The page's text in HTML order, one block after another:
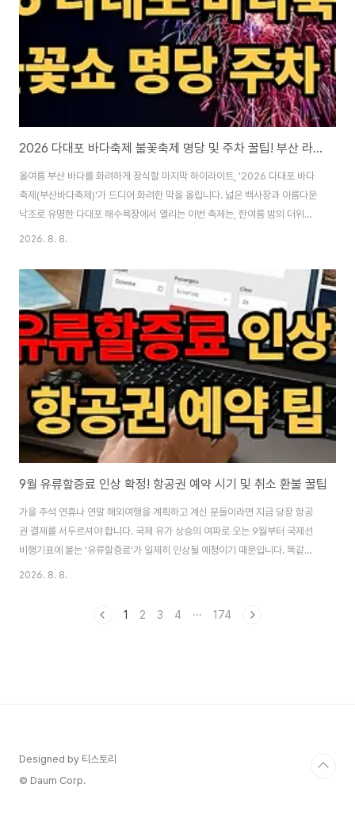
대 금지! '게스트(본..
2026 다대포 바다축제 불꽃축제 명당 및 주차 꿀팁! 부산 라인업 총정리
올여름 부산 바다를 화려하게 장식할 마지막 하이라이트, '2026 다대포 바다
축제(부산바다축제)'가 드디어 화려한 막을 올립니다. 넓은 백사장과 아름다운
낙조로 유명한 다대포 해수욕장에서 열리는 이번 축제는, 한여름 밤의 더위를
식혀줄 물총 싸움부터 유명 가수들의 풀파티 콘서트, 그리고 밤하늘을 수놓는
한 인파가 몰리는 만큼, 주차 대란을 피하고 가장 편안하게 불꽃쇼를 감상할 수
있는 사전 정보가 필수입니다. 오늘 2026 다대포 바다축제의 핵심 프로그램
일정과 숨겨진 불꽃놀이 명당자리, 그리고 주차 스트레스 없는 꿀팁을 완벽하
게 정리해 드립니다. 1. 2026 다대포 바다축제 핵심 일정 및 라인업 다대포 해
수욕장 백사장 특설 ..
2026. 8. 8.
9월 유류할증료 인상 확정! 항공권 예약 시기 및 취소 환불 꿀팁
가을 추석 연휴나 연말 해외여행을 계획하고 계신 분들이라면 지금 당장 항공
권 결제를 서두르셔야 합니다. 국제 유가 상승의 여파로 오는 9월부터 국제선
비행기표에 붙는 '유류할증료'가 일제히 인상될 예정이기 때문입니다. 똑같은
날짜, 똑같은 좌석의 비행기표라도 8월에 결제하느냐, 9월에 결제하느냐에 따
2026. 8. 8.
1 2 3 4 ··· 174
Designed by 티스토리
© Daum Corp.